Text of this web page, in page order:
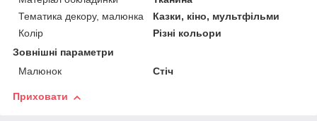
Тематика декору, малюнка
Казки, кіно, мультфільми
Колір
Різні кольори
Зовнішні параметри
Малюнок
Стіч
Приховати